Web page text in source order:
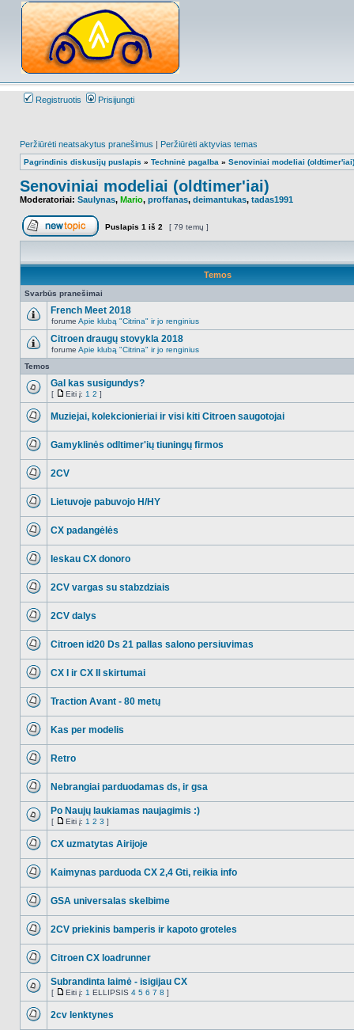
Registruotis Prisijungti
Peržiūrėti neatsakytus pranešimus | Peržiūrėti aktyvias temas
Pagrindinis diskusijų puslapis » Techninė pagalba » Senoviniai modeliai (oldtimer'iai)
Senoviniai modeliai (oldtimer'iai)
Moderatoriai: Saulynas, Mario, proffanas, deimantukas, tadas1991
Naujos temos kūrimas
Puslapis 1 iš 2 [ 79 temų ]
Temos
Svarbūs pranešimai
NO_UNREAD_POSTS
French Meet 2018
forume Apie klubą "Citrina" ir jo renginius
NO_UNREAD_POSTS
Citroen draugų stovykla 2018
forume Apie klubą "Citrina" ir jo renginius
Temos
NO_UNREAD_POSTS
Gal kas susigundys?
[
Eiti
Eiti į: 1 2 ]
Muziejai, kolekcionieriai ir visi kiti Citroen saugotojai
Gamyklinės odltimer'ių tiuningų firmos
2CV
Lietuvoje pabuvojo H/HY
CX padangėlės
Ieskau CX donoro
2CV vargas su stabzdziais
2CV dalys
Citroen id20 Ds 21 pallas salono persiuvimas
CX I ir CX II skirtumai
Traction Avant - 80 metų
Kas per modelis
Retro
Nebrangiai parduodamas ds, ir gsa
NO_UNREAD_POSTS
Po Naujų laukiamas naujagimis :)
[
Eiti
Eiti į: 1 2 3 ]
CX uzmatytas Airijoje
Kaimynas parduoda CX 2,4 Gti, reikia info
GSA universalas skelbime
2CV priekinis bamperis ir kapoto groteles
Citroen CX loadrunner
NO_UNREAD_POSTS
Subrandinta laimė - isigijau CX
[
Eiti
Eiti į: 1 ELLIPSIS 4 5 6 7 8 ]
2cv lenktynes